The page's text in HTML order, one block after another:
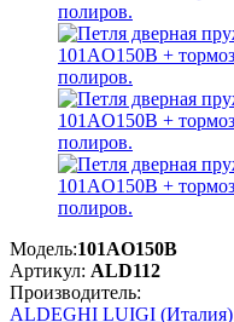
Модель:101AO150B
Артикул: ALD112
Производитель:
ALDEGHI LUIGI (Италия)